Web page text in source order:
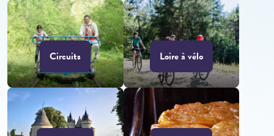
Circuits Loire à vélo